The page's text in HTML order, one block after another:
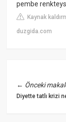
pembe
Kaynak
duzgida.com
← Önceki
Diyette tatlı krizi